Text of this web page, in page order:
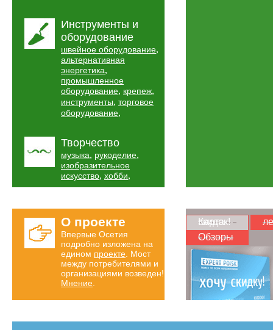
Инструменты и
оборудование
швейное оборудование,
альтернативная
энергетика,
промышленное
оборудование, крепеж,
инструменты, торговое
оборудование,
Творчество
музыка, рукоделие,
изобразительное
искусство, хобби,
О проекте
Впервые Осетия
подробно изложена на
едином проекте . Мост
между потребителями и
организациями возведен!
Мнение
Карта скидок!
Обзоры